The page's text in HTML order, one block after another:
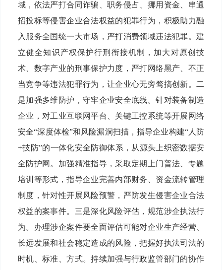
域，依法严打合同诈骗、职务侵占、挪用资金、串通
招投标等侵害企业合法权益的犯罪行为，积极助力融
入服务全国统一大市场，严打消费领域违法犯罪。建
立健全知识产权保护行刑衔接机制，加大对原创技
术、数字产业的刑事保护力度，严打网络黑产、不正
当竞争等违法犯罪行为，让企业心无旁骛搞创新。二
是加强多维防护，守牢企业安全底线。针对装备制造
企业，对工业互联网平台、关键工控系统等开展网络
安全“深度体检”和风险漏洞扫描，指导企业构建“人防
+技防”的一体化安全防御体系，从源头上织密数据安
全防护网。加强精准指导，采取定期上门普法、专题
培训等形式，指导企业完善内部财务、资金流转管理
制度，针对性开展风险预警，严防发生侵害企业合法
权益的案事件。三是深化风险评估，规范涉企执法行
为。办理涉企案件要全面评估可能对企业生产经营、
长远发展和社会稳定造成的风险，把握好执法司法的
时机、标准、方式。持续加强与行政监管部门的协作